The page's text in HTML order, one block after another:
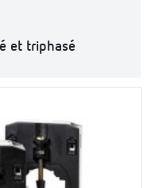
et triphasé